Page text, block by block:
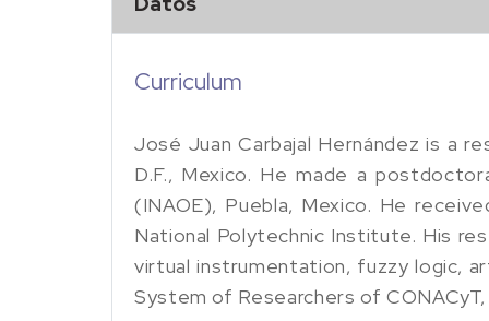
Curriculum
José Juan Carbajal Hernández is a
D.F., Mexico. He made a
(INAOE), Puebla, Mexico. He
National Polytechnic Institute. His
virtual instrumentation, fuzzy logic,
System of Researchers of